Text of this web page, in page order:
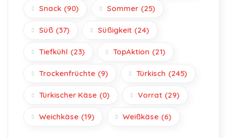
Snack (90) Sommer (25)
Süß (37) Süßigkeit (24)
Tiefkühl (23) TopAktion (21)
Trockenfrüchte (9) Türkisch (245)
Türkischer Käse (0) Vorrat (29)
Weichkäse (19) Weißkäse (6)